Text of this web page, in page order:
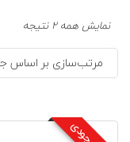
نمایش همه 2 نتیجه
بر
مرتب‌سازی بر اساس